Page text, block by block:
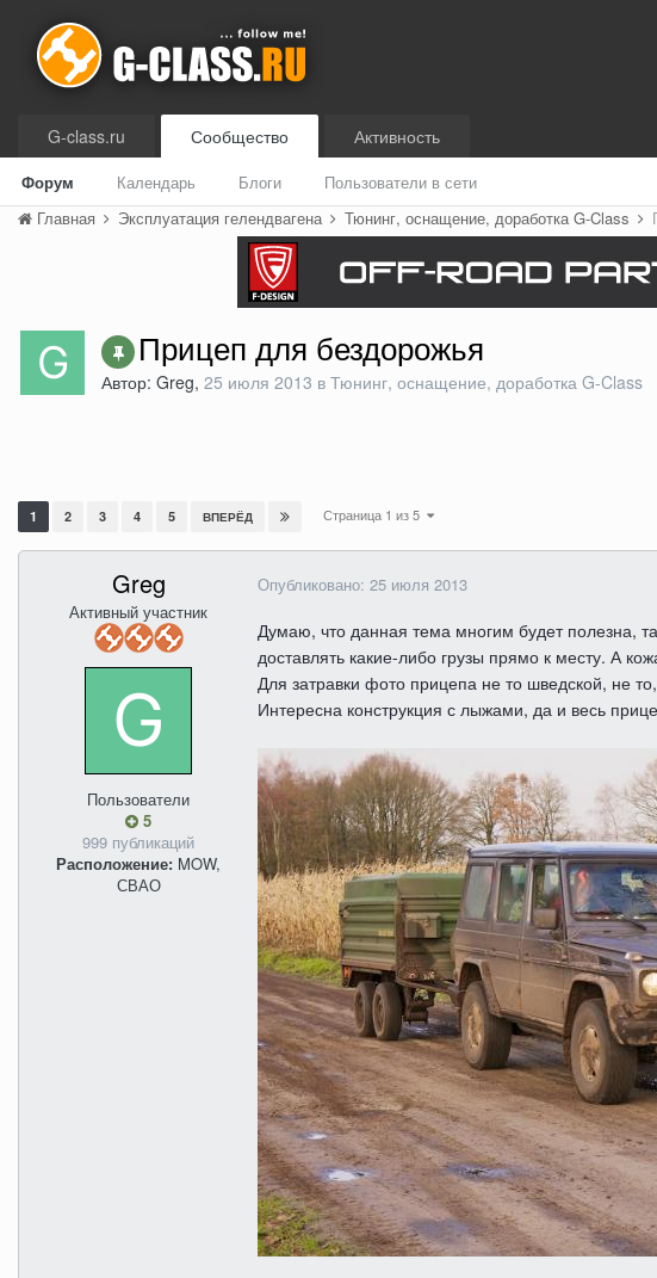
G-class.ru Сообщество
Форум Календарь Блоги Пользователи в сети
Активность
Главная Эксплуатация гелендвагена Тюнинг, оснащение, доработка G-Class
Прицеп для бездорожья
Автор: Greg, 25 июля 2013 в Тюнинг, оснащение, доработка G-Class
1 2 3 4 5 ВПЕРЁД Страница 1 из 5
Greg
Активный участник
Пользователи
5
999 публикаций
Расположение: MOW,
СВАО
Опубликовано: 25 июля 2013
Думаю, что данная тема многим будет полезна,
доставлять какие-либо грузы прямо к месту. А
Для затравки фото прицепа не то шведской, не
Интересна конструкция с лыжами, да и весь